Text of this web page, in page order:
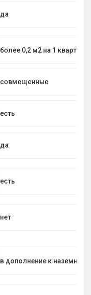
да
более 0,2 м2 на 1 квартиру
совмещенные
есть
да
есть
нет
в дополнение к наземной